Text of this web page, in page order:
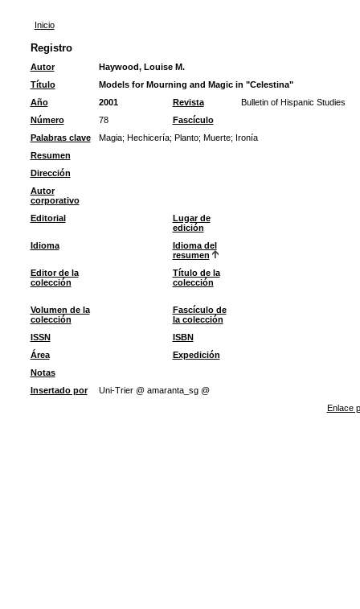
Inicio
Registro
Autor
Haywood, Louise M.
Título
Models for Mourning and Magic in "Celestina"
Año
2001 Revista
Bulletin of Hispanic Studies
Número
78
Fascículo
Palabras clave
Magia; Hechicería; Planto; Muerte; Ironía
Resumen
Dirección
Autor
corporativo
Editorial
Lugar de
edición
Idioma
Idioma del
resumen
Editor de la
colección
Título de la
colección
Volumen de la
colección
Fascículo de
la colección
ISSN
ISBN
Área
Expedición
Notas
Insertado por
Uni-Trier @ amaranta_sg @
Enlace